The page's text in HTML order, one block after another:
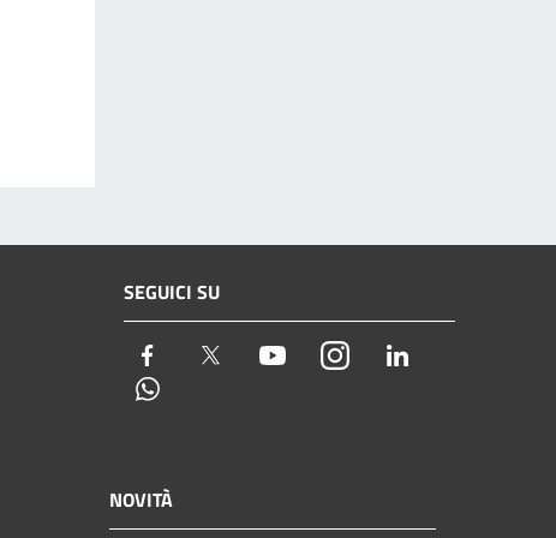
SEGUICI SU
Facebook Twitter YoutubeInstagram
NOVITÀ